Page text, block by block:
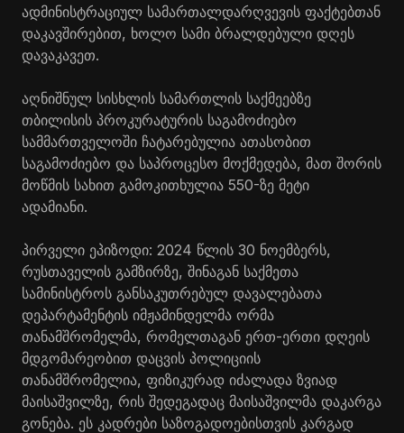
ადმინისტრაციულ სამართალდარღვევის ფაქტებთან
დაკავშირებით, ხოლო სამი ბრალდებული დღეს
დავაკავეთ.
აღნიშნულ სისხლის სამართლის საქმეებზე
თბილისის პროკურატურის საგამოძიებო
სამმართველოში ჩატარებულია ათასობით
საგამოძიებო და საპროცესო მოქმედება, მათ შორის
მოწმის სახით გამოკითხულია 550-ზე მეტი
ადამიანი.
პირველი ეპიზოდი: 2024 წლის 30 ნოემბერს,
რუსთაველის გამზირზე, შინაგან საქმეთა
სამინისტროს განსაკუთრებულ დავალებათა
დეპარტამენტის იმჟამინდელმა ორმა
თანამშრომელმა, რომელთაგან ერთ-ერთი დღეის
მდგომარეობით დაცვის პოლიციის
თანამშრომელია, ფიზიკურად იძალადა ზვიად
მაისაშვილზე, რის შედეგადაც მაისაშვილმა დაკარგა
გონება. ეს კადრები საზოგადოებისთვის კარგად